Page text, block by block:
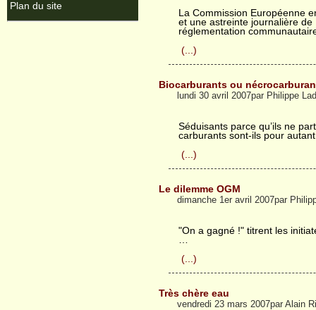
Plan du site
La Commission Européenne
et une astreinte journalière
réglementation
(...)
Biocarburants ou
lundi 30 avril 2007par Philippe
Séduisants parce qu’ils ne
carburants sont-ils pour
(...)
Le dilemme OGM
dimanche 1er avril 2007par
"On a gagné !" titrent les
…
(...)
Très chère eau
vendredi 23 mars 2007par Alain